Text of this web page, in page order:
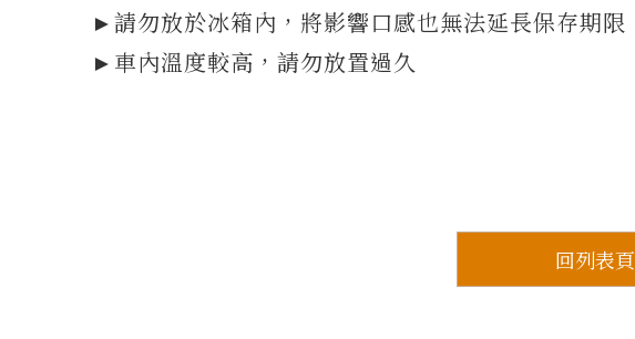
►請勿放於冰箱內，將影響口感也無法延長保存期限
►車內溫度較高，請勿放置過久
回列表頁